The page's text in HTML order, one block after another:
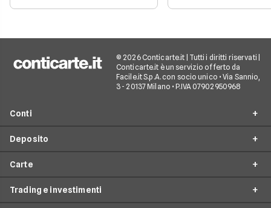
mercato, i dati aggiornati e i
fattori chiave che guidano il
credito, ma non
restare
© 2026 Conticarte.it | Tutti i diritti riservati |
Conticarte.it è un servizio offerto da
Facile.it S.p.A. con socio unico • Via Sannio,
3 - 20137 Milano • P.IVA 07902950968
Conti
Conto corrente
Migliori conti correnti
Conti correnti a zero spese
Deposito
Migliori conti deposito
Carte
Confronta carte
Trading e investimenti